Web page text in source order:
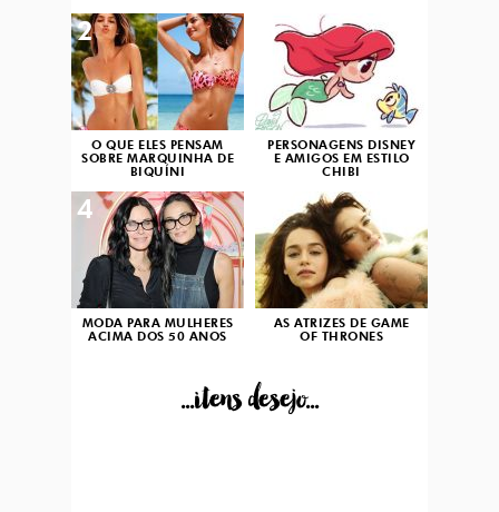
O QUE ELES PENSAM
SOBRE MARQUINHA DE
BIQUÍNI
2
PERSONAGENS DISNEY
E AMIGOS EM ESTILO
CHIBI
3
MODA PARA MULHERES
ACIMA DOS 50 ANOS
4
AS ATRIZES DE GAME
OF THRONES
...itens desejo...